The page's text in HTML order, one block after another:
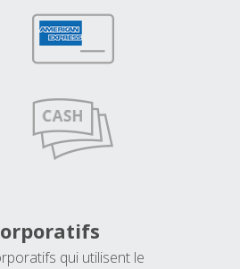
qui utilisent le